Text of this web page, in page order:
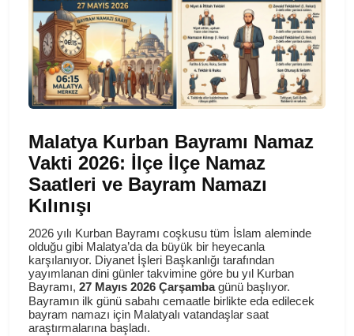
Malatya Kurban Bayramı Namaz
Vakti 2026: İlçe İlçe Namaz
Saatleri ve Bayram Namazı
Kılınışı
2026 yılı Kurban Bayramı coşkusu tüm İslam aleminde
olduğu gibi Malatya’da da büyük bir heyecanla
karşılanıyor. Diyanet İşleri Başkanlığı tarafından
yayımlanan dini günler takvimine göre bu yıl Kurban
Bayramı, 27 Mayıs 2026 Çarşambagünü başlıyor.
Bayramın ilk günü sabahı cemaatle birlikte eda edilecek
bayram namazı için Malatyalı vatandaşlar saat
araştırmalarına başladı.